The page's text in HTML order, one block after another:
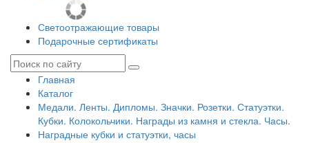
Светоотражающие товары
Подарочные сертификаты
Главная
Каталог
Медали. Ленты. Дипломы. Значки. Розетки. Статуэтки.
Кубки. Колокольчики. Награды из камня и стекла. Часы.
Наградные кубки и статуэтки, часы